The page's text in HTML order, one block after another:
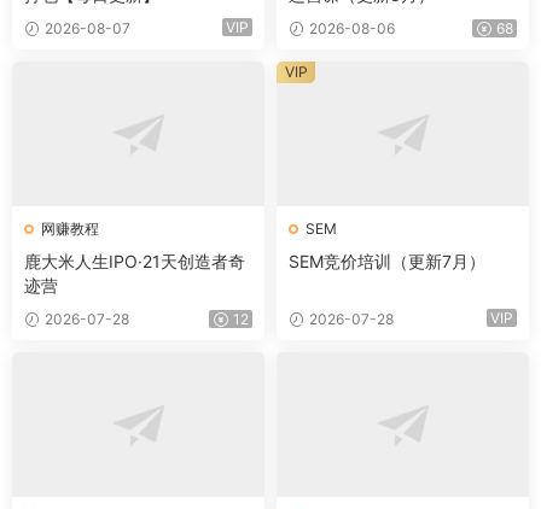
2026-08-07 VIP 2026-08-06 68
网赚教程
鹿大米人生IPO·21天创造者奇
迹营
2026-07-28 12
SEM
SEM竞价培训（更新7月）
2026-07-28 VIP
VIP